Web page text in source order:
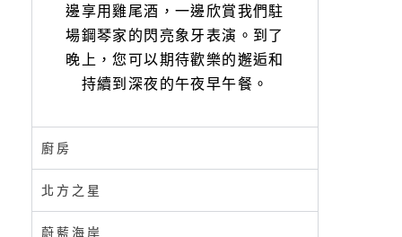
邊享用雞尾酒，一邊欣賞我們駐
場鋼琴家的閃亮象牙表演。到了
晚上，您可以期待歡樂的邂逅和
持續到深夜的午夜早午餐。
廚房
北方之星
蔚藍海岸